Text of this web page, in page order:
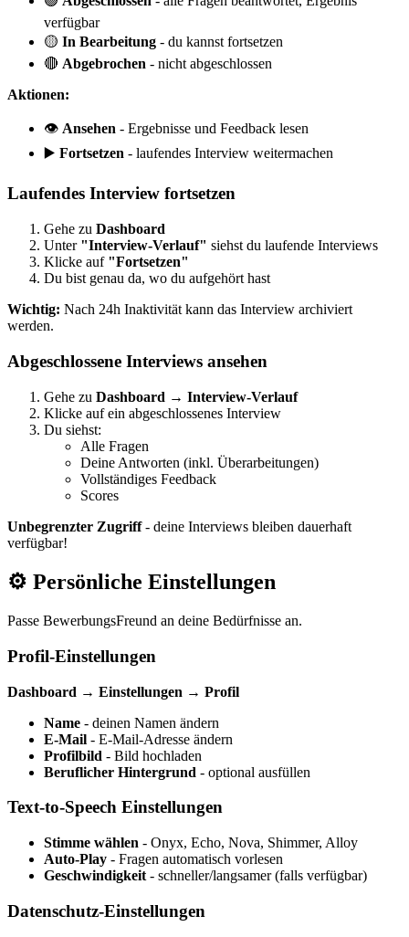
verfügbar
🟡 In Bearbeitung - du kannst fortsetzen
🔴 Abgebrochen - nicht abgeschlossen
Aktionen:
👁️ Ansehen - Ergebnisse und Feedback lesen
▶️ Fortsetzen - laufendes Interview weitermachen
Laufendes Interview fortsetzen
Gehe zu Dashboard
Unter "Interview-Verlauf" siehst du laufende Interviews
Klicke auf "Fortsetzen"
Du bist genau da, wo du aufgehört hast
Wichtig: Nach 24h Inaktivität kann das Interview archiviert
werden.
Abgeschlossene Interviews ansehen
Gehe zu Dashboard → Interview-Verlauf
Klicke auf ein abgeschlossenes Interview
Du siehst:
Alle Fragen
Deine Antworten (inkl. Überarbeitungen)
Vollständiges Feedback
Scores
Unbegrenzter Zugriff- deine Interviews bleiben dauerhaft
verfügbar!
⚙️ Persönliche Einstellungen
Passe BewerbungsFreund an deine Bedürfnisse an.
Profil-Einstellungen
Dashboard → Einstellungen → Profil
Name - deinen Namen ändern
E-Mail - E-Mail-Adresse ändern
Profilbild - Bild hochladen
Beruflicher Hintergrund - optional ausfüllen
Text-to-Speech Einstellungen
Stimme wählen - Onyx, Echo, Nova, Shimmer, Alloy
Auto-Play - Fragen automatisch vorlesen
Geschwindigkeit - schneller/langsamer (falls verfügbar)
Datenschutz-Einstellungen